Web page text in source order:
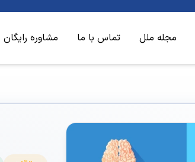
مجله ملل تماس با ما مشاوره رایگان